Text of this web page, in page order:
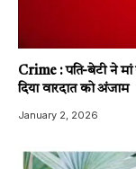
Crime : पति-बेटी ने
दिया वारदात को अंजाम
January 2, 2026